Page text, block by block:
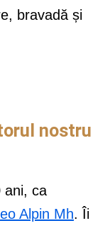
bravadă și
nostru
ani, ca
Alpin Mh. Îi